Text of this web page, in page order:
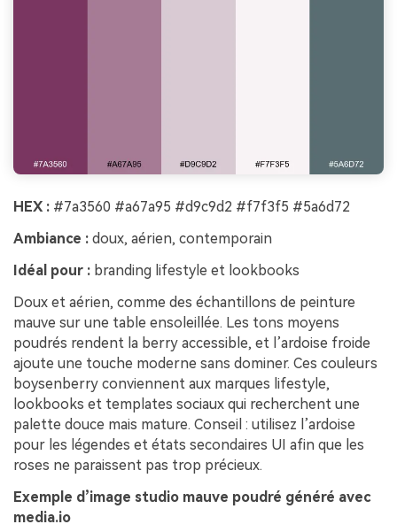
HEX : #7a3560 #a67a95 #d9c9d2 #f7f3f5 #5a6d72
Ambiance : doux, aérien, contemporain
Idéal pour : branding lifestyle et lookbooks
Doux et aérien, comme des échantillons de peinture
mauve sur une table ensoleillée. Les tons moyens
poudrés rendent la berry accessible, et l’ardoise froide
ajoute une touche moderne sans dominer. Ces couleurs
boysenberry conviennent aux marques lifestyle,
lookbooks et templates sociaux qui recherchent une
palette douce mais mature. Conseil : utilisez l’ardoise
pour les légendes et états secondaires UI afin que les
roses ne paraissent pas trop précieux.
Exemple d’image studio mauve poudré généré avec
media.io